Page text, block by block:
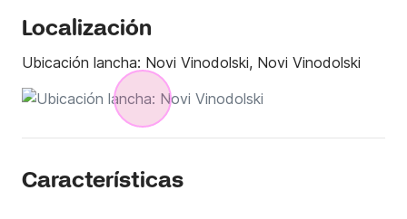
Localización
Ubicación lancha: Novi Vinodolski, Novi Vinodolski
Características